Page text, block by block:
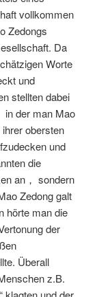
vollkommen
Zedongs
Da
Worte
und
stellten dabei
in der man Mao
obersten
und
die
an， sondern
Zedong galt
hörte man die
der
Überall
z.B.